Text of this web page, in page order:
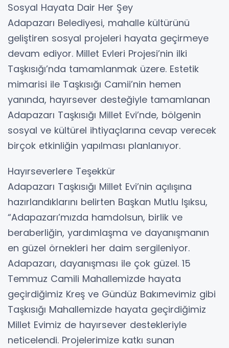
Sosyal Hayata Dair Her Şey
Adapazarı Belediyesi, mahalle kültürünü
geliştiren sosyal projeleri hayata geçirmeye
devam ediyor. Millet Evleri Projesi’nin ilki
Taşkısığı’nda tamamlanmak üzere. Estetik
mimarisi ile Taşkısığı Camii’nin hemen
yanında, hayırsever desteğiyle tamamlanan
Adapazarı Taşkısığı Millet Evi’nde, bölgenin
sosyal ve kültürel ihtiyaçlarına cevap verecek
birçok etkinliğin yapılması planlanıyor.
Hayırseverlere Teşekkür
Adapazarı Taşkısığı Millet Evi’nin açılışına
hazırlandıklarını belirten Başkan Mutlu Işıksu,
“Adapazarı’mızda hamdolsun, birlik ve
beraberliğin, yardımlaşma ve dayanışmanın
en güzel örnekleri her daim sergileniyor.
Adapazarı, dayanışması ile çok güzel. 15
Temmuz Camili Mahallemizde hayata
geçirdiğimiz Kreş ve Gündüz Bakımevimiz gibi
Taşkısığı Mahallemizde hayata geçirdiğimiz
Millet Evimiz de hayırsever destekleriyle
neticelendi. Projelerimize katkı sunan